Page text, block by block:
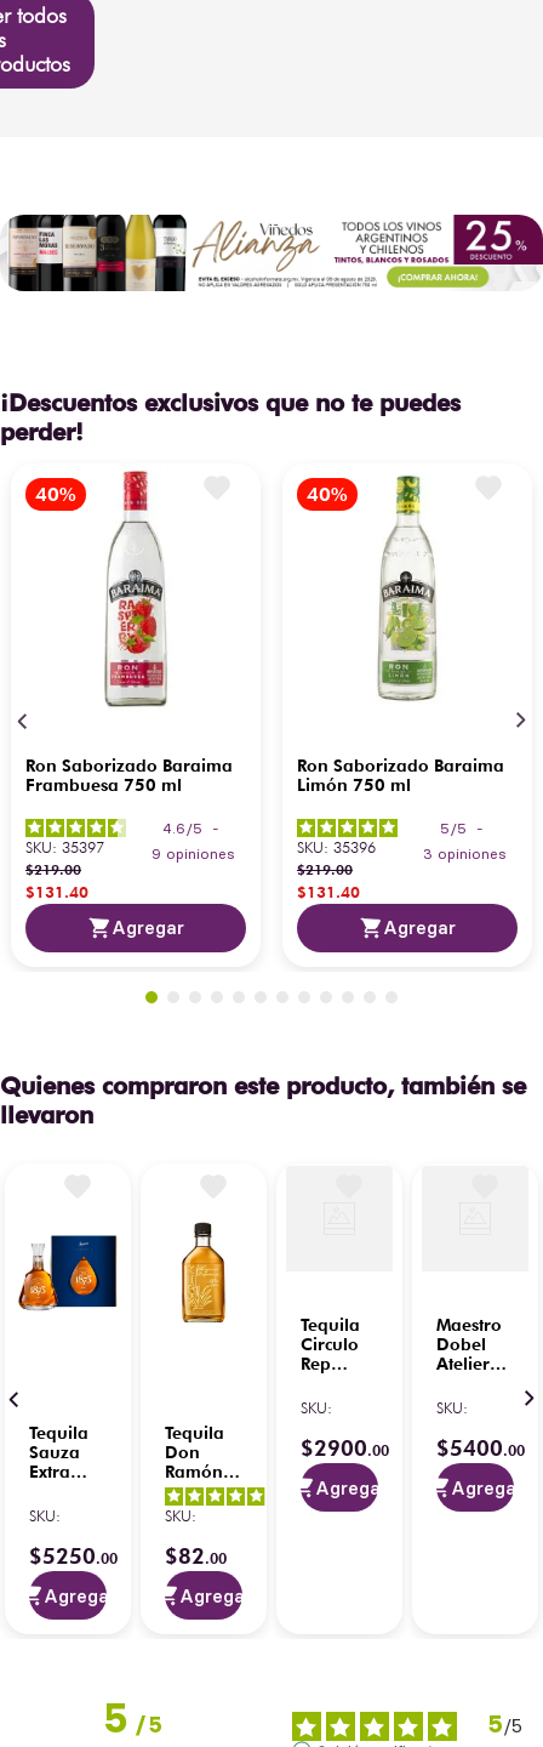
todos
¡Descuentos exclusivos que no te puedes
perder!
Ron Saborizado Baraima
Frambuesa 750 ml
4.6 /5
-
9 opiniones
SKU: 35397
$219.00
$131.40
Agregar
Ron Saborizado Baraima
Limón 750 ml
5 /5
-
3 opiniones
SKU: 35396
$219.00
$131.40
Agregar
Quienes compraron este producto, también se
llevaron
opiniones
Tequila
Sauza
Extra
150
750 ml
SKU:
$5250.00
Agregar
Tequila
Don
Ramón
Reposado
200 ml
4.9/5-
SKU:
$82.00
Agregar
Tequila
Circulo
Rep
Nahual
750 ml
SKU:
$2900.00
Agregar
Maestro
Dobel
Atelier
Añejo
Charrería
750ml
(naranja)
SKU:
$5400.00
Agregar
5/5 5/5